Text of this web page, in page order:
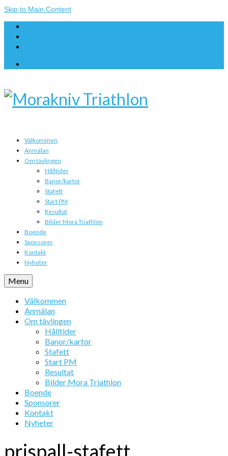
Skip to Main Content
Välkommen
Anmälan
Om tävlingen
Hålltider
Banor/kartor
Stafett
Start PM
Resultat
Bilder Mora Triathlon
Boende
Sponsorer
Kontakt
Nyheter
Menu
Välkommen
Anmälan
Om tävlingen
Hålltider
Banor/kartor
Stafett
Start PM
Resultat
Bilder Mora Triathlon
Boende
Sponsorer
Kontakt
Nyheter
prispall-stafett